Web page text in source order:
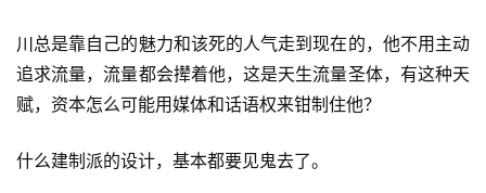
川总是靠自己的魅力和该死的人气走到现在的，他不用主动
追求流量，流量都会撵着他，这是天生流量圣体，有这种天
赋，资本怎么可能用媒体和话语权来钳制住他？
什么建制派的设计，基本都要见鬼去了。